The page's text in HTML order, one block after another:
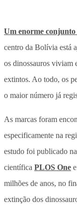
Um enorme conjunto
centro da Bolívia está
os dinossauros viviam
extintos. Ao todo, os
o maior número já
As marcas foram
especificamente na
estudo foi publicado
científica PLOS One
milhões de anos, no
extinção dos